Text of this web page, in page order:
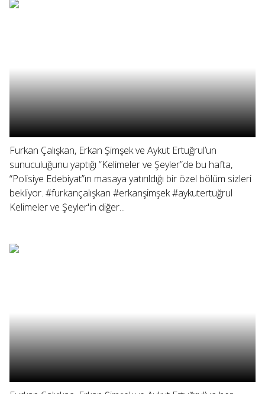
Furkan Çalışkan, Erkan Şimşek ve Aykut Ertuğrul’un
sunuculuğunu yaptığı “Kelimeler ve Şeyler”de bu hafta,
“Polisiye Edebiyat”ın masaya yatırıldığı bir özel bölüm sizleri
bekliyor. #furkançalışkan #erkanşimşek #aykutertuğrul
Kelimeler ve Şeyler'in diğer...